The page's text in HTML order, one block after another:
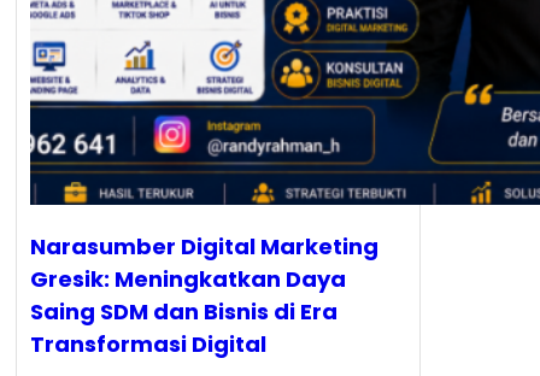
Narasumber Digital Marketing
Gresik: Meningkatkan Daya
Saing SDM dan Bisnis di Era
Transformasi Digital